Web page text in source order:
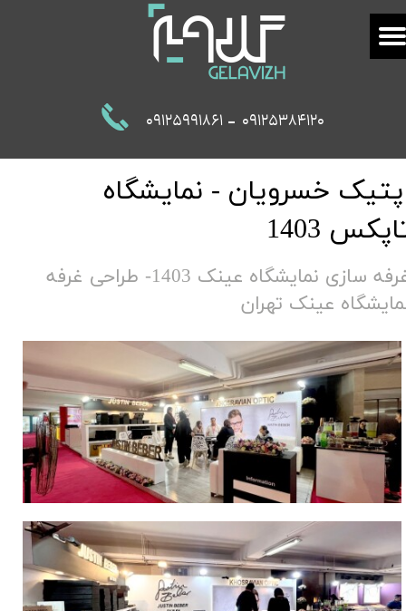
09125991861 09125384120
-
خسرویان - نمایشگاه
1403
غرفه سازی نمایشگاه عینک 1403- طراحی غرفه
عینک تهران​​​​​​​​​​​​​​